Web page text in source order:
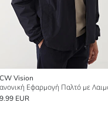
Vision
EUR